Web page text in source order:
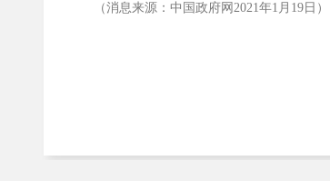
（消息来源：中国政府网2021年1月19日）